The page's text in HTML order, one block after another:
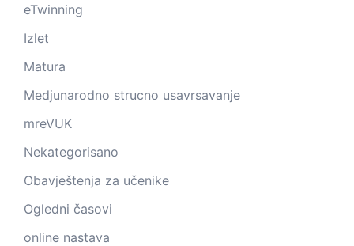
eTwinning
Izlet
Matura
Medjunarodno strucno usavrsavanje
mreVUK
Nekategorisano
Obavještenja za učenike
Ogledni časovi
online nastava